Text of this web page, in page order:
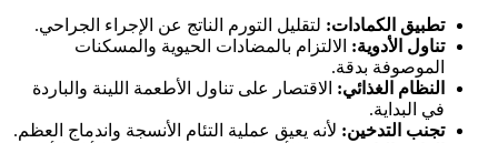
تطبيق الكمادات: لتقليل التورم الناتج عن الإجراء الجراحي.
تناول الأدوية: الالتزام بالمضادات الحيوية والمسكنات
الموصوفة بدقة.
النظام الغذائي: الاقتصار على تناول الأطعمة اللينة والباردة
في البداية.
تجنب التدخين: لأنه يعيق عملية التئام الأنسجة واندماج العظم.